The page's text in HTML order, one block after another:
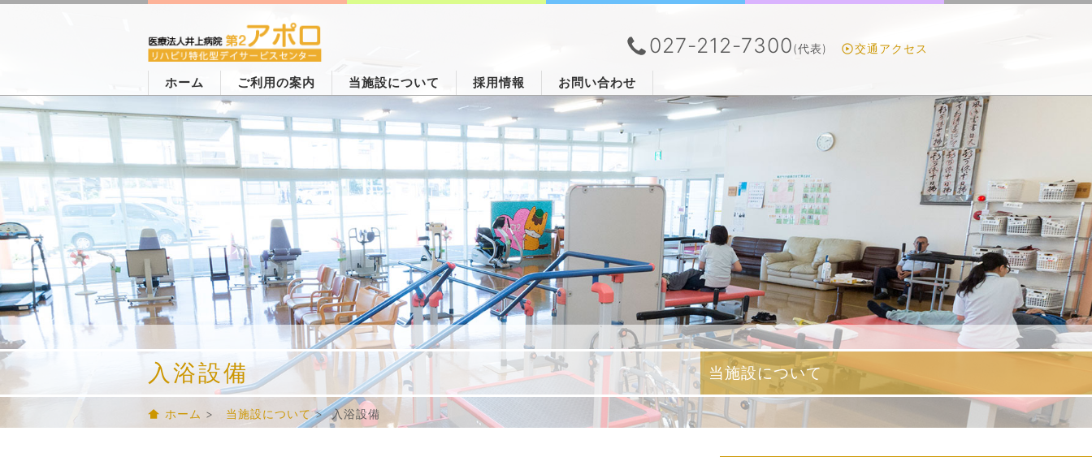
027-212-7300(代表) 交通アクセス
ホーム ご利用の案内 当施設について 採用情報 お問い合わせ
入浴設備 当施設について
ホーム > 当施設について> 入浴設備